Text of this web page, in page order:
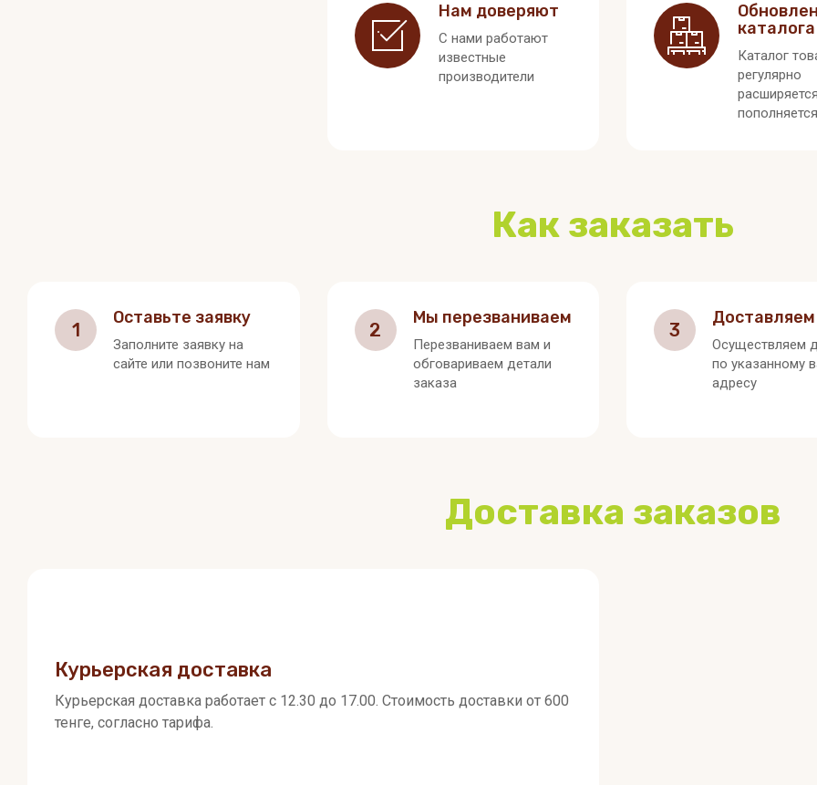
Нам доверяют
С нами работают
известные
производители
каталога
Каталог
регулярно
пополняется
Как заказать
1
Оставьте заявку
Заполните заявку на
сайте или позвоните нам
2
Мы перезваниваем
Перезваниваем вам и
обговариваем детали
заказа
3
Осуществляем
по указанному
адресу
Доставка заказов
Курьерская доставка
Курьерская доставка работает с 12.30 до 17.00. Стоимость доставки от 600
тенге, согласно тарифа.